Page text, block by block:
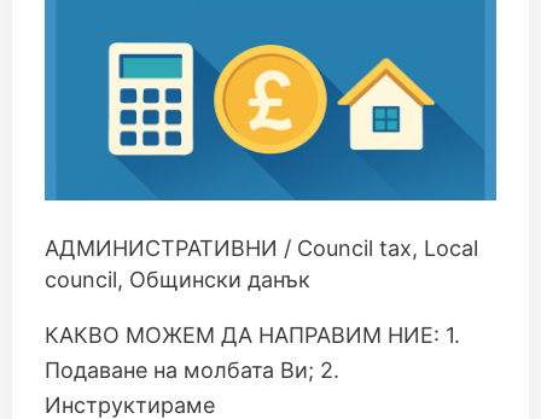
АДМИНИСТРАТИВНИ / Council tax, Local
council, Общински данък
КАКВО МОЖЕМ ДА НАПРАВИМ НИЕ: 1.
Подаване на молбата Ви; 2.
Инструктираме